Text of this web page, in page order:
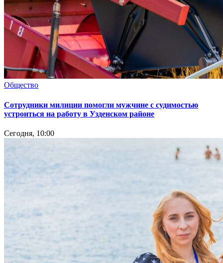
Общество
Сотрудники милиции помогли мужчине с судимостью
устроиться на работу в Узденском районе
Сегодня, 10:00